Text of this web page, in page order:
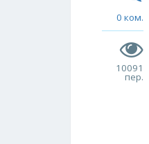
0 ком.
10091
пер.